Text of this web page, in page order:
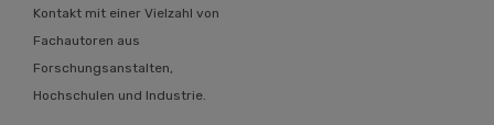
Kontakt mit einer Vielzahl von
Fachautoren aus
Forschungsanstalten,
Hochschulen und Industrie.